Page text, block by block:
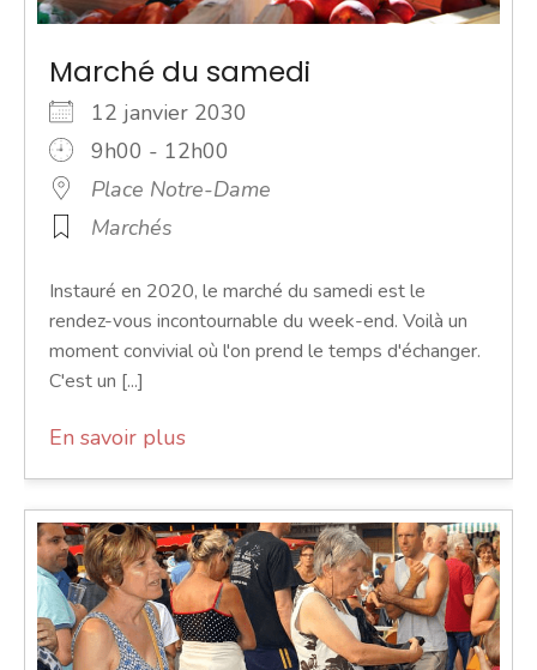
Marché du samedi
12 janvier 2030
9h00 - 12h00
Place Notre-Dame
Marchés
Instauré en 2020, le marché du samedi est le
rendez-vous incontournable du week-end. Voilà un
moment convivial où l'on prend le temps d'échanger.
C'est un [...]
En savoir plus